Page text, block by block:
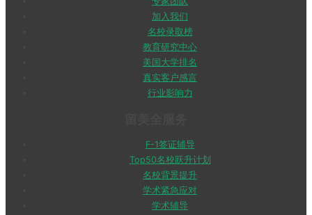
加入我们
名校录取榜
教育研究中心
美国大学排名
真实客户感言
行业影响力
F-1签证辅导
Top50名校跃升计划
名校背景提升
学术紧急应对
学术辅导